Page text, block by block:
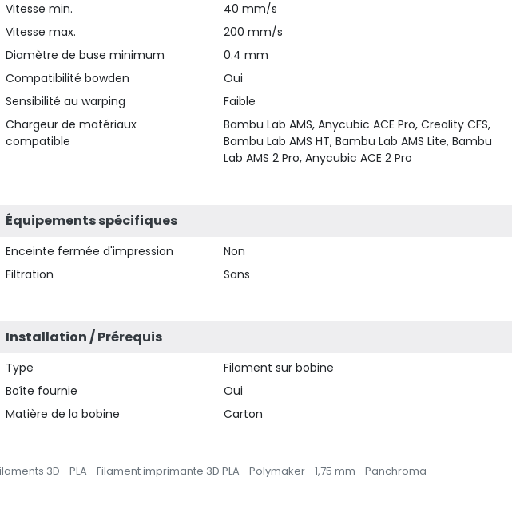
Vitesse min.
40 mm/s
Vitesse max.
200 mm/s
Diamètre de buse minimum
0.4 mm
Compatibilité bowden
Oui
Sensibilité au warping
Faible
Chargeur de matériaux
compatible
Bambu Lab AMS, Anycubic ACE Pro, Creality CFS,
Bambu Lab AMS HT, Bambu Lab AMS Lite, Bambu
Lab AMS 2 Pro, Anycubic ACE 2 Pro
Équipements spécifiques
Enceinte fermée d'impression
Non
Filtration
Sans
Installation / Prérequis
Type
Filament sur bobine
Boîte fournie
Oui
Matière de la bobine
Carton
3D PLA Filament imprimante 3D PLA Polymaker 1,75 mm Panchroma